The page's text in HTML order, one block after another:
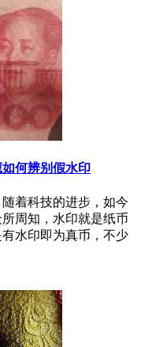
何辨别假水印
着科技的进步，如今
周知，水印就是纸币
水印即为真币，不少